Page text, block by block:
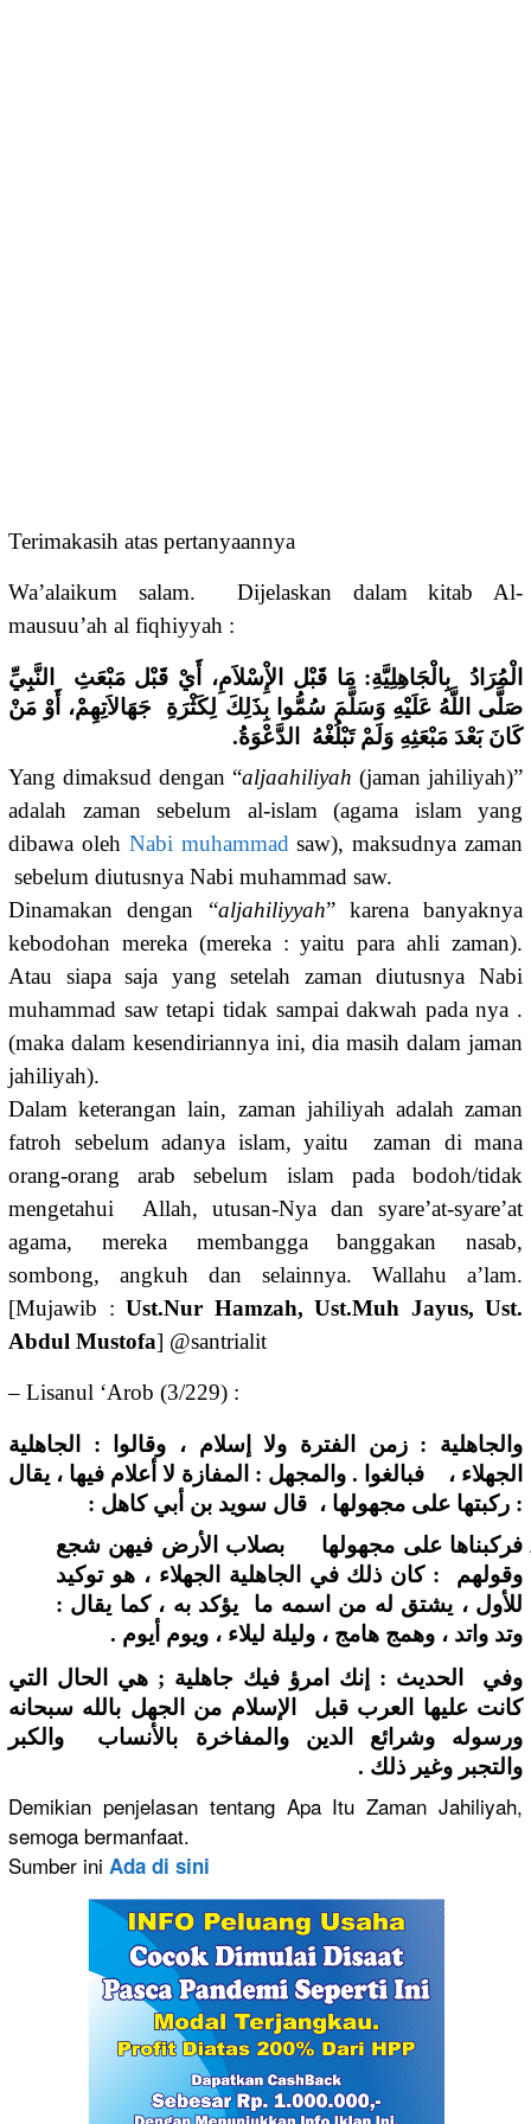
Terimakasih atas pertanyaannya
Wa’alaikum salam. Dijelaskan dalam kitab Al-
mausuu’ah al fiqhiyyah :
الْمُرَادُ بِالْجَاهِلِيَّةِ: مَا قَبْل الإِْسْلاَمِ، أَيْ قَبْل مَبْعَثِ النَّبِيِّ
صَلَّى اللَّهُ عَلَيْهِ وَسَلَّمَ سُمُّوا بِذَلِكَ لِكَثْرَةِ جَهَالاَتِهِمْ، أَوْ مَنْ
كَانَ بَعْدَ مَبْعَثِهِ وَلَمْ تَبْلُغْهُ الدَّعْوَةُ.
Yang dimaksud dengan “aljaahiliyah (jaman jahiliyah)”
adalah zaman sebelum al-islam (agama islam yang
dibawa oleh Nabi muhammadsaw), maksudnya zaman
sebelum diutusnya Nabi muhammad saw.
Dinamakan dengan “aljahiliyyah” karena banyaknya
kebodohan mereka (mereka : yaitu para ahli zaman).
Atau siapa saja yang setelah zaman diutusnya Nabi
muhammad saw tetapi tidak sampai dakwah pada nya .
(maka dalam kesendiriannya ini, dia masih dalam jaman
jahiliyah).
Dalam keterangan lain, zaman jahiliyah adalah zaman
fatroh sebelum adanya islam, yaitu zaman di mana
orang-orang arab sebelum islam pada bodoh/tidak
mengetahui Allah, utusan-Nya dan syare’at-syare’at
agama, mereka membangga banggakan nasab,
sombong, angkuh dan selainnya. Wallahu a’lam.
[Mujawib : Ust.Nur Hamzah, Ust.Muh Jayus, Ust.
Abdul Mustofa] @santrialit
– Lisanul ‘Arob (3/229) :
والجاهلية : زمن الفترة ولا إسلام ، وقالوا : الجاهلية
الجهلاء ، فبالغوا . والمجهل : المفازة لا أعلام فيها ، يقال
: ركبتها على مجهولها ، قال سويد بن أبي كاهل :
فركبناها على مجهولها بصلاب الأرض فيهن شجع
وقولهم : كان ذلك في الجاهلية الجهلاء ، هو توكيد
للأول ، يشتق له من اسمه ما يؤكد به ، كما يقال :
وتد واتد ، وهمج هامج ، وليلة ليلاء ، ويوم أيوم .
وفي الحديث : إنك امرؤ فيك جاهلية ; هي الحال التي
كانت عليها العرب قبل الإسلام من الجهل بالله سبحانه
ورسوله وشرائع الدين والمفاخرة بالأنساب والكبر
والتجبر وغير ذلك .
Demikian penjelasan tentang Apa Itu Zaman Jahiliyah,
semoga bermanfaat.
Sumber ini Ada di sini